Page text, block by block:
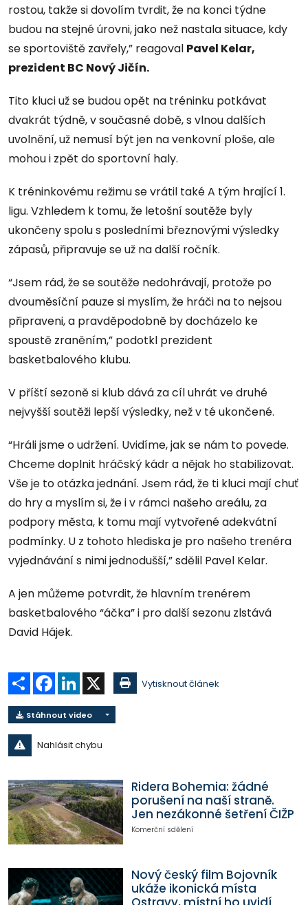
rostou, takže si dovolím tvrdit, že na konci týdne
budou na stejné úrovni, jako než nastala situace, kdy
se sportoviště zavřely,” reagoval Pavel Kelar,
prezident BC Nový Jičín.
Tito kluci už se budou opět na tréninku potkávat
dvakrát týdně, v současné době, s vlnou dalších
uvolnění, už nemusí být jen na venkovní ploše, ale
mohou i zpět do sportovní haly.
K tréninkovému režimu se vrátil také A tým hrající 1.
ligu. Vzhledem k tomu, že letošní soutěže byly
ukončeny spolu s posledními březnovými výsledky
zápasů, připravuje se už na další ročník.
“Jsem rád, že se soutěže nedohrávají, protože po
dvouměsíční pauze si myslím, že hráči na to nejsou
připraveni, a pravděpodobně by docházelo ke
spoustě zraněním,” podotkl prezident
basketbalového klubu.
V příští sezoně si klub dává za cíl uhrát ve druhé
nejvyšší soutěži lepší výsledky, než v té ukončené.
“Hráli jsme o udržení. Uvidíme, jak se nám to povede.
Chceme doplnit hráčský kádr a nějak ho stabilizovat.
Vše je to otázka jednání. Jsem rád, že ti kluci mají chuť
do hry a myslím si, že i v rámci našeho areálu, za
podpory města, k tomu mají vytvořené adekvátní
podmínky. U z tohoto hlediska je pro našeho trenéra
vyjednávání s nimi jednodušší,” sdělil Pavel Kelar.
A jen můžeme potvrdit, že hlavním trenérem
basketbalového “áčka” i pro další sezonu zlstává
David Hájek.
Sdílet Facebook
LinkedIn Vytisknout článek
Stáhnout video
Nahlásit chybu
Ridera Bohemia: žádné
porušení na naší straně.
Jen nezákonné šetření ČIŽP
Komerční sdělení
Nový český film Bojovník
ukáže ikonická místa